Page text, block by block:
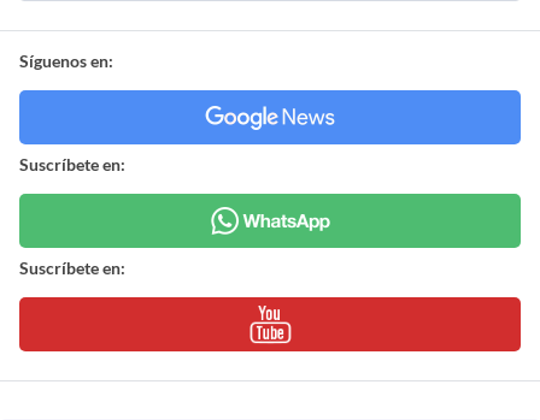
Síguenos en:
Suscríbete en:
Suscríbete en: